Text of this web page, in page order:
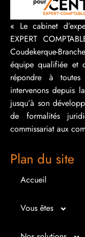
« Le cabinet
EXPERT
Coudekerque-
équipe qualifiée et
répondre à
intervenons depuis
jusqu’à son
de formalités
commissariat aux
Plan du site
Accueil
Vous êtes